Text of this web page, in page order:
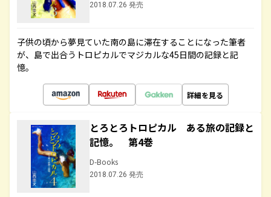
2018.07.26 発売
子供の頃から夢見ていた南の島に滞在することになった筆者
が、島で出合うトロピカルでマジカルな45日間の記録と記
憶。
詳細を見る
とろとろトロピカル ある旅の記録と
記憶。 第4巻
D-Books
2018.07.26 発売